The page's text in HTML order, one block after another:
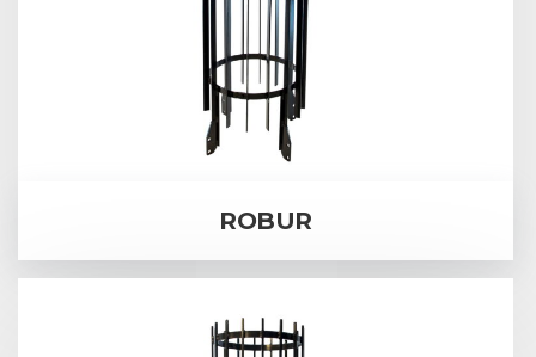
ROBUR